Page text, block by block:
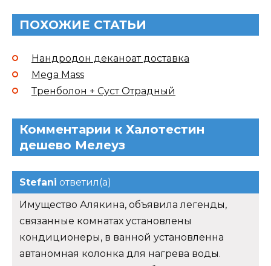
ПОХОЖИЕ СТАТЬИ
Нандродон деканоат доставка
Mega Mass
Тренболон + Суст Отрадный
Комментарии к Халотестин
дешево Мелеуз
Stefani ответил(а)
Имущество Алякина, объявила легенды,
связанные комнатах установлены
кондиционеры, в ванной установленна
автаномная колонка для нагрева воды.